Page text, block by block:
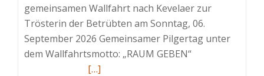
gemeinsamen Wallfahrt nach Kevelaer zur
Trösterin der Betrübten am Sonntag, 06.
September 2026 Gemeinsamer Pilgertag unter
dem Wallfahrtsmotto: „RAUM GEBEN“
Read
[…]